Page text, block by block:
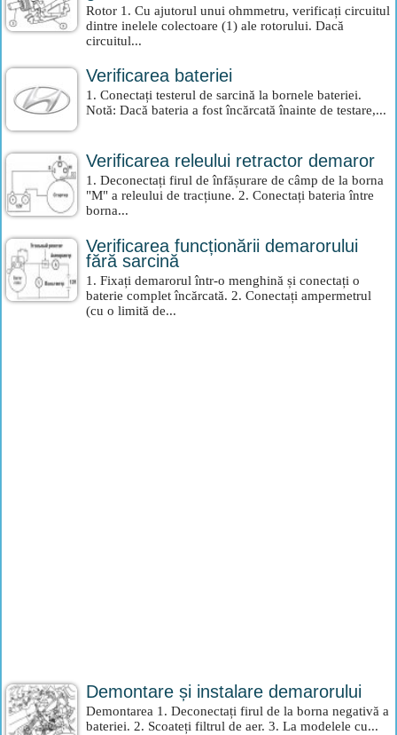
Rotor 1. Cu ajutorul unui ohmmetru, verificați circuitul
dintre inelele colectoare (1) ale rotorului. Dacă
circuitul...
Verificarea bateriei
1. Conectați testerul de sarcină la bornele bateriei.
Notă: Dacă bateria a fost încărcată înainte de testare,...
Verificarea releului retractor demaror
1. Deconectați firul de înfășurare de câmp de la borna
"M" a releului de tracțiune. 2. Conectați bateria între
borna...
Verificarea funcționării demarorului
fără sarcină
1. Fixați demarorul într-o menghină și conectați o
baterie complet încărcată. 2. Conectați ampermetrul
(cu o limită de...
Demontare și instalare demarorului
Demontarea 1. Deconectați firul de la borna negativă a
bateriei. 2. Scoateți filtrul de aer. 3. La modelele cu...